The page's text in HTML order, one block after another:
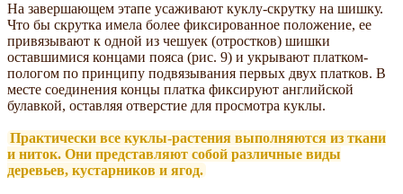
На завершающем этапе усаживают куклу-скрутку на шишку.
Что бы скрутка имела более фиксированное положение, ее
привязывают к одной из чешуек (отростков) шишки
оставшимися концами пояса (рис. 9) и укрывают платком-
пологом по принципу подвязывания первых двух платков. В
месте соединения концы платка фиксируют английской
булавкой, оставляя отверстие для просмотра куклы.
Практически все куклы-растения выполняются из ткани
и ниток. Они представляют собой различные виды
деревьев, кустарников и ягод.